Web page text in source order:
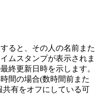
ると、その人の名前また
ムスタンプが表示されま
終更新日時を示します。
間の場合(数時間前また
有をオフにしている可